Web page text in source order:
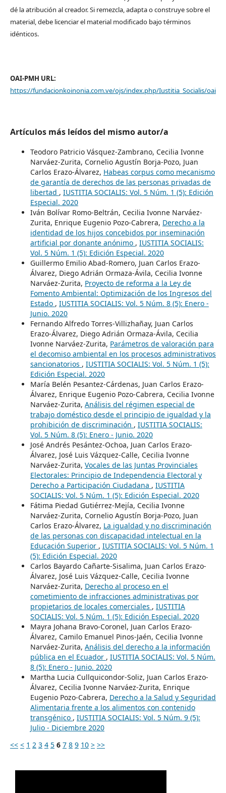
dé la atribución al creador. Si remezcla, adapta o construye sobre el
material, debe licenciar el material modificado bajo términos
idénticos.
OAI-PMH URL:
https://fundacionkoinonia.com.ve/ojs/index.php/Iustitia_Socialis/oai
Artículos más leídos del mismo autor/a
Teodoro Patricio Vásquez-Zambrano, Cecilia Ivonne
Narváez-Zurita, Cornelio Agustín Borja-Pozo, Juan
Carlos Erazo-Álvarez, Habeas corpus como mecanismo
de garantía de derechos de las personas privadas de
libertad , IUSTITIA SOCIALIS: Vol. 5 Núm. 1 (5): Edición
Especial. 2020
Iván Bolívar Romo-Beltrán, Cecilia Ivonne Narváez-
Zurita, Enrique Eugenio Pozo-Cabrera, Derecho a la
identidad de los hijos concebidos por inseminación
artificial por donante anónimo , IUSTITIA SOCIALIS:
Vol. 5 Núm. 1 (5): Edición Especial. 2020
Guillermo Emilio Abad-Romero, Juan Carlos Erazo-
Álvarez, Diego Adrián Ormaza-Ávila, Cecilia Ivonne
Narváez-Zurita, Proyecto de reforma a la Ley de
Fomento Ambiental: Optimización de los Ingresos del
Estado , IUSTITIA SOCIALIS: Vol. 5 Núm. 8 (5): Enero -
Junio. 2020
Fernando Alfredo Torres-Villizhañay, Juan Carlos
Erazo-Álvarez, Diego Adrián Ormaza-Ávila, Cecilia
Ivonne Narváez-Zurita, Parámetros de valoración para
el decomiso ambiental en los procesos administrativos
sancionatorios , IUSTITIA SOCIALIS: Vol. 5 Núm. 1 (5):
Edición Especial. 2020
María Belén Pesantez-Cárdenas, Juan Carlos Erazo-
Álvarez, Enrique Eugenio Pozo-Cabrera, Cecilia Ivonne
Narváez-Zurita, Análisis del régimen especial de
trabajo doméstico desde el principio de igualdad y la
prohibición de discriminación , IUSTITIA SOCIALIS:
Vol. 5 Núm. 8 (5): Enero - Junio. 2020
José Andrés Pesántez-Ochoa, Juan Carlos Erazo-
Álvarez, José Luis Vázquez-Calle, Cecilia Ivonne
Narváez-Zurita, Vocales de las Juntas Provinciales
Electorales: Principio de Independencia Electoral y
Derecho a Participación Ciudadana , IUSTITIA
SOCIALIS: Vol. 5 Núm. 1 (5): Edición Especial. 2020
Fátima Piedad Gutiérrez-Mejía, Cecilia Ivonne
Narváez-Zurita, Cornelio Agustín Borja-Pozo, Juan
Carlos Erazo-Álvarez, La igualdad y no discriminación
de las personas con discapacidad intelectual en la
Educación Superior , IUSTITIA SOCIALIS: Vol. 5 Núm. 1
(5): Edición Especial. 2020
Carlos Bayardo Cañarte-Sisalima, Juan Carlos Erazo-
Álvarez, José Luis Vázquez-Calle, Cecilia Ivonne
Narváez-Zurita, Derecho al proceso en el
cometimiento de infracciones administrativas por
propietarios de locales comerciales , IUSTITIA
SOCIALIS: Vol. 5 Núm. 1 (5): Edición Especial. 2020
Mayra Johana Bravo-Coronel, Juan Carlos Erazo-
Álvarez, Camilo Emanuel Pinos-Jaén, Cecilia Ivonne
Narváez-Zurita, Análisis del derecho a la información
pública en el Ecuador , IUSTITIA SOCIALIS: Vol. 5 Núm.
8 (5): Enero - Junio. 2020
Martha Lucia Cullquicondor-Soliz, Juan Carlos Erazo-
Álvarez, Cecilia Ivonne Narváez-Zurita, Enrique
Eugenio Pozo-Cabrera, Derecho a la Salud y Seguridad
Alimentaria frente a los alimentos con contenido
transgénico , IUSTITIA SOCIALIS: Vol. 5 Núm. 9 (5):
Julio - Diciembre 2020
<< < 1 2 3 4 5 6 7 8 9 10 > >>